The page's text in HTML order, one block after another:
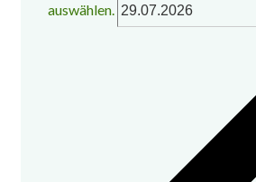
auswählen.